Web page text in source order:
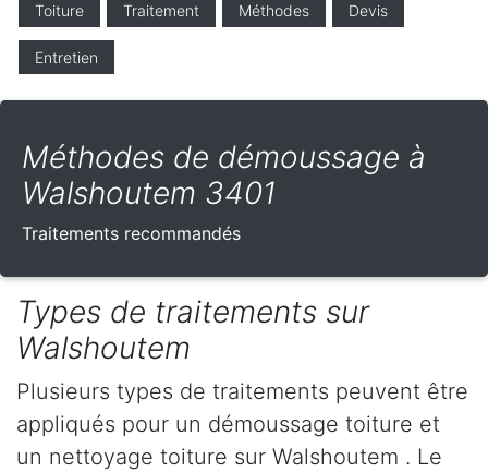
Toiture Traitement Méthodes Devis
Entretien
Méthodes de démoussage à
Walshoutem 3401
Traitements recommandés
Types de traitements sur
Walshoutem
Plusieurs types de traitements peuvent être
appliqués pour un démoussage toiture et
un nettoyage toiture sur Walshoutem . Le